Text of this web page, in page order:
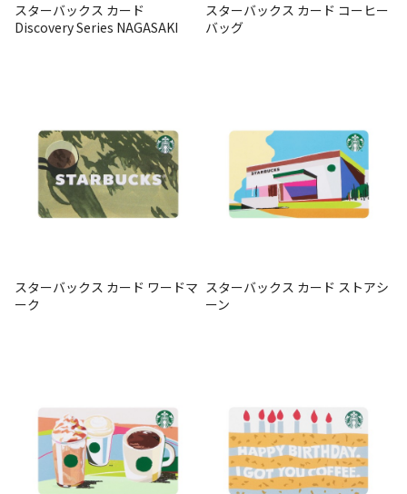
スターバックス カード
Discovery Series NAGASAKI
スターバックス カード コーヒー
バッグ
スターバックス カード ワードマ
ーク
スターバックス カード ストアシ
ーン